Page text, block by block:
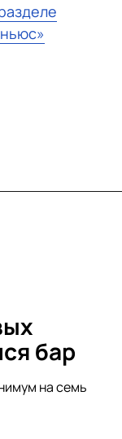
бар
на семь